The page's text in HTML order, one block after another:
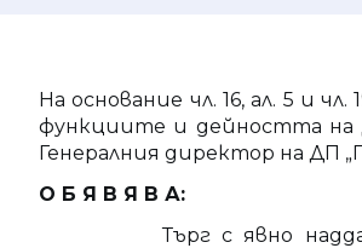
На основание чл. 16, ал. 5 и
функциите и дейността на
Генералния директор на ДП
О Б Я В Я В А:
Търг с явно наддаване